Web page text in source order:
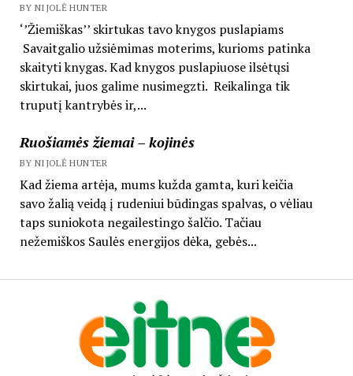
BY NIJOLĖ HUNTER
‘’Žiemiškas’’ skirtukas tavo knygos puslapiams
Savaitgalio užsiėmimas moterims, kurioms patinka
skaityti knygas. Kad knygos puslapiuose ilsėtųsi
skirtukai, juos galime nusimegzti. Reikalinga tik
truputį kantrybės ir,...
Ruošiamės žiemai – kojinės
BY NIJOLĖ HUNTER
Kad žiema artėja, mums kužda gamta, kuri keičia
savo žalią veidą į rudeniui būdingas spalvas, o vėliau
taps suniokota negailestingo šalčio. Tačiau
nežemiškos Saulės energijos dėka, gebės...